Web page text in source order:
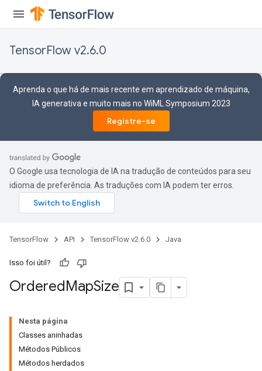
TensorFlow v2.6.0
Aprenda o que há de mais recente em aprendizado de máquina,
IA generativa e muito mais no WiML Symposium 2023
Registre-se
O Google usa tecnologia de IA na tradução de conteúdos para seu
idioma de preferência. As traduções com IA podem ter erros.
TensorFlow API TensorFlow v2.6.0 Java
Isso foi útil?
OrderedMapSize
Nesta página
Classes aninhadas
Métodos Públicos
Métodos herdados